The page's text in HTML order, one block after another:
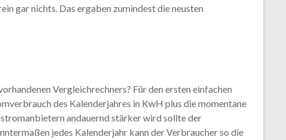
gar nichts. Das ergaben zumindest die neusten
Vergleichrechners? Für den ersten einfachen
des Kalenderjahres in KwH plus die momentane
andauernd stärker wird sollte der
jedes Kalenderjahr kann der Verbraucher so die